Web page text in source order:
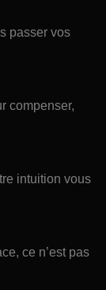
passer vos
compenser,
intuition vous
ce n’est pas